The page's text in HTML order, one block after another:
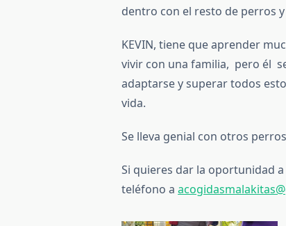
dentro con el resto de perros
KEVIN, tiene que aprender
vivir con una familia, pero él
adaptarse y superar todos
vida.
Se lleva genial con otros
Si quieres dar la oportunidad
teléfono a